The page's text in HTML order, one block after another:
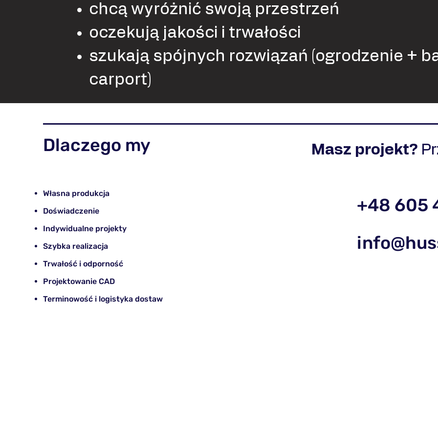
chcą wyróżnić swoją przestrzeń
oczekują jakości i trwałości
szukają spójnych rozwiązań (ogrodzenie +
carport)
Dlaczego my
Własna produkcja
Doświadczenie
Indywidualne projekty
Szybka realizacja
Trwałość i odporność
Projektowanie CAD
Terminowość i logistyka dostaw
Masz projekt?
+48 605